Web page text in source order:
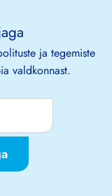
ja tegemiste
valdkonnast.